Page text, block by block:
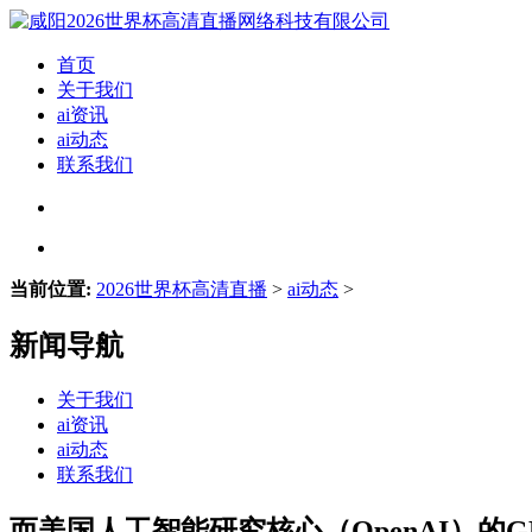
首页
关于我们
ai资讯
ai动态
联系我们
当前位置: 2026世界杯高清直播 > ai动态 >
新闻导航
关于我们
ai资讯
ai动态
联系我们